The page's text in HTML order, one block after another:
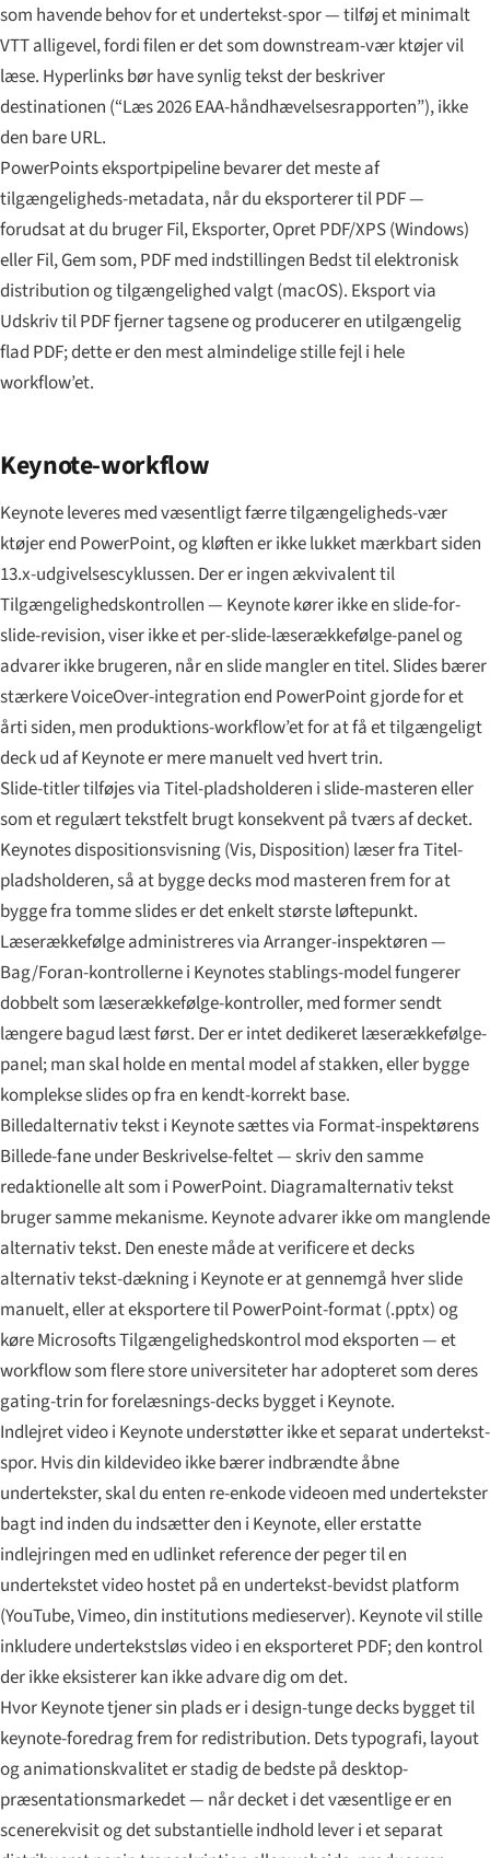
som havende behov for et undertekst-spor — tilføj et minimalt
VTT alligevel, fordi filen er det som downstream-vær ktøjer vil
læse. Hyperlinks bør have synlig tekst der beskriver
destinationen (“Læs 2026 EAA-håndhævelsesrapporten”), ikke
den bare URL.
PowerPoints eksportpipeline bevarer det meste af
tilgængeligheds-metadata, når du eksporterer til PDF —
forudsat at du bruger Fil, Eksporter, Opret PDF/XPS (Windows)
eller Fil, Gem som, PDF med indstillingen Bedst til elektronisk
distribution og tilgængelighed valgt (macOS). Eksport via
Udskriv til PDF fjerner tagsene og producerer en utilgængelig
flad PDF; dette er den mest almindelige stille fejl i hele
workflow’et.
Keynote-workflow
Keynote leveres med væsentligt færre tilgængeligheds-vær
ktøjer end PowerPoint, og kløften er ikke lukket mærkbart siden
13.x-udgivelsescyklussen. Der er ingen ækvivalent til
Tilgængelighedskontrollen — Keynote kører ikke en slide-for-
slide-revision, viser ikke et per-slide-læserækkefølge-panel og
advarer ikke brugeren, når en slide mangler en titel. Slides bærer
stærkere VoiceOver-integration end PowerPoint gjorde for et
årti siden, men produktions-workflow’et for at få et tilgængeligt
deck ud af Keynote er mere manuelt ved hvert trin.
Slide-titler tilføjes via Titel-pladsholderen i slide-masteren eller
som et regulært tekstfelt brugt konsekvent på tværs af decket.
Keynotes dispositionsvisning (Vis, Disposition) læser fra Titel-
pladsholderen, så at bygge decks mod masteren frem for at
bygge fra tomme slides er det enkelt største løftepunkt.
Læserækkefølge administreres via Arranger-inspektøren —
Bag/Foran-kontrollerne i Keynotes stablings-model fungerer
dobbelt som læserækkefølge-kontroller, med former sendt
længere bagud læst først. Der er intet dedikeret læserækkefølge-
panel; man skal holde en mental model af stakken, eller bygge
komplekse slides op fra en kendt-korrekt base.
Billedalternativ tekst i Keynote sættes via Format-inspektørens
Billede-fane under Beskrivelse-feltet — skriv den samme
redaktionelle alt som i PowerPoint. Diagramalternativ tekst
bruger samme mekanisme. Keynote advarer ikke om manglende
alternativ tekst. Den eneste måde at verificere et decks
alternativ tekst-dækning i Keynote er at gennemgå hver slide
manuelt, eller at eksportere til PowerPoint-format (.pptx) og
køre Microsofts Tilgængelighedskontrol mod eksporten — et
workflow som flere store universiteter har adopteret som deres
gating-trin for forelæsnings-decks bygget i Keynote.
Indlejret video i Keynote understøtter ikke et separat undertekst-
spor. Hvis din kildevideo ikke bærer indbrændte åbne
undertekster, skal du enten re-enkode videoen med undertekster
bagt ind inden du indsætter den i Keynote, eller erstatte
indlejringen med en udlinket reference der peger til en
undertekstet video hostet på en undertekst-bevidst platform
(YouTube, Vimeo, din institutions medieserver). Keynote vil stille
inkludere undertekstsløs video i en eksporteret PDF; den kontrol
der ikke eksisterer kan ikke advare dig om det.
Hvor Keynote tjener sin plads er i design-tunge decks bygget til
keynote-foredrag frem for redistribution. Dets typografi, layout
og animationskvalitet er stadig de bedste på desktop-
præsentationsmarkedet — når decket i det væsentlige er en
scenerekvisit og det substantielle indhold lever i et separat